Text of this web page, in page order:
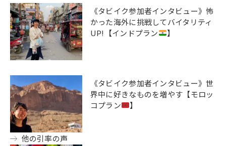
《タビイク参加者インタビュー》怖
かった海外に挑戦してバイタリティ
UP!【インドプラン
】
《タビイク参加者インタビュー》世
界中に好きなものを増やす【モロッ
コプラン
】
他の引率の声